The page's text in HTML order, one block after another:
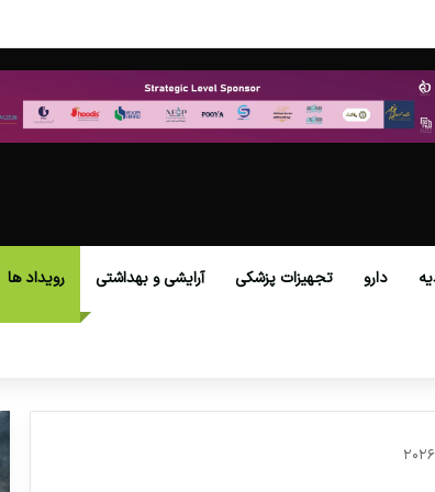
استان‌ها فراهم شد.
دارو تجهیزات پزشکی آرایشی و بهداشتی رویداد ها